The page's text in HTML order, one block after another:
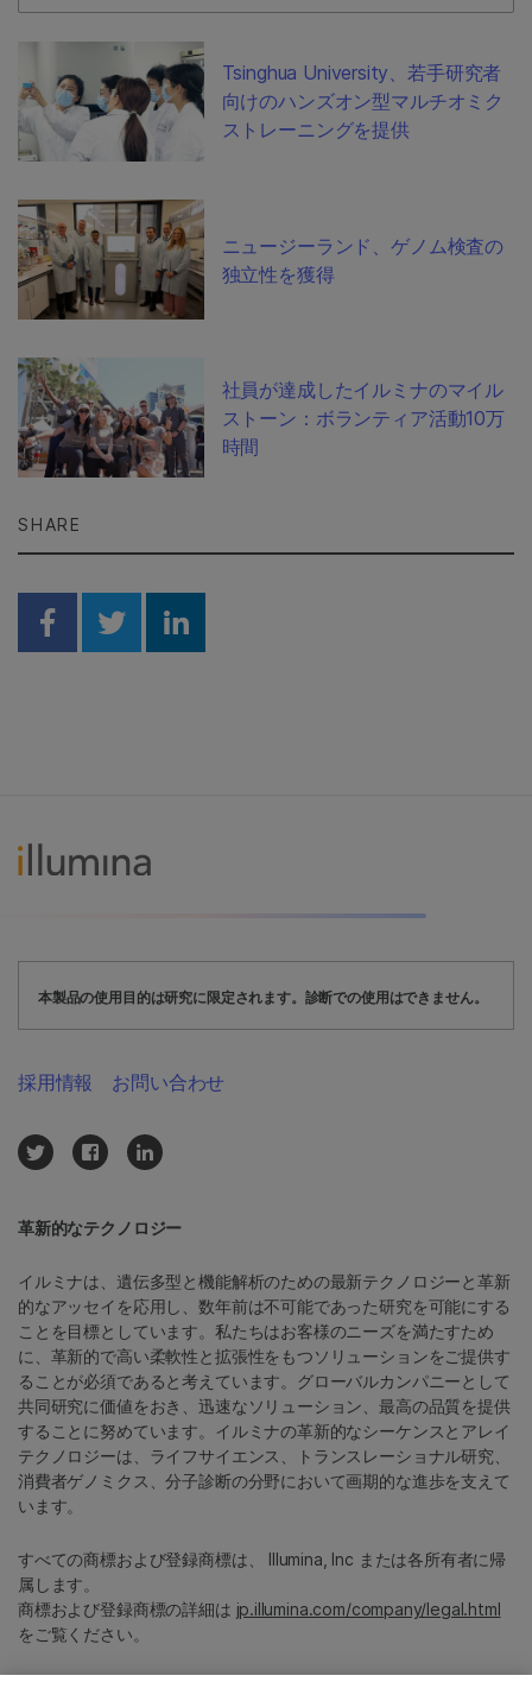
Tsinghua University、若手研究者
向けのハンズオン型マルチオミク
ストレーニングを提供
ニュージーランド、ゲノム検査の
独立性を獲得
社員が達成したイルミナのマイル
ストーン：ボランティア活動10万
時間
SHARE
Share on Facebook
Share on Twitter
Share on Linkedin
本製品の使用目的は研究に限定されます。診断での使用はできません。
革新的なテクノロジー
イルミナは、遺伝多型と機能解析のための最新テクノロジーと革新
的なアッセイを応用し、数年前は不可能であった研究を可能にする
ことを目標としています。私たちはお客様のニーズを満たすため
に、革新的で高い柔軟性と拡張性をもつソリューションをご提供す
ることが必須であると考えています。グローバルカンパニーとして
共同研究に価値をおき、迅速なソリューション、最高の品質を提供
することに努めています。イルミナの革新的なシーケンスとアレイ
テクノロジーは、ライフサイエンス、トランスレーショナル研究、
消費者ゲノミクス、分子診断の分野において画期的な進歩を支えて
います。
すべての商標および登録商標は、 Illumina, Inc または各所有者に帰
属します。
商標および登録商標の詳細は jp.illumina.com/company/legal.html
をご覧ください。
採用情報 お問い合わせ